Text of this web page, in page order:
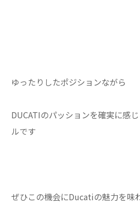
ゆったりしたポジションながら
DUCATIのパッションを確実に感
ルです
ぜひこの機会にDucatiの魅力を味